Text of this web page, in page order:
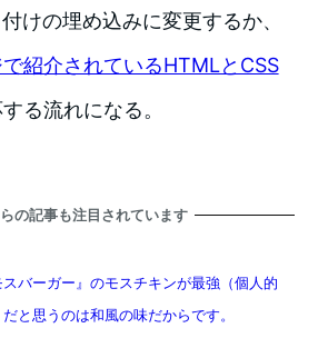
けの埋め込みに変更するか、
紹介されているHTMLとCSS
る流れになる。
の記事も注目されています
スバーガー』のモスチキンが最強（個人的
だと思うのは和風の味だからです。